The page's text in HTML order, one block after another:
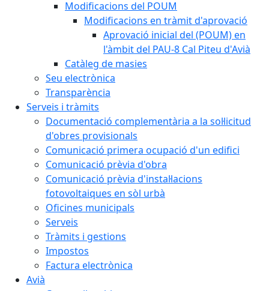
Modificacions del POUM
Modificacions en tràmit d'aprovació
Aprovació inicial del (POUM) en
l'àmbit del PAU-8 Cal Piteu d'Avià
Catàleg de masies
Seu electrònica
Transparència
Serveis i tràmits
Documentació complementària a la sol·licitud
d'obres provisionals
Comunicació primera ocupació d'un edifici
Comunicació prèvia d'obra
Comunicació prèvia d'instal·lacions
fotovoltaiques en sòl urbà
Oficines municipals
Serveis
Tràmits i gestions
Impostos
Factura electrònica
Avià